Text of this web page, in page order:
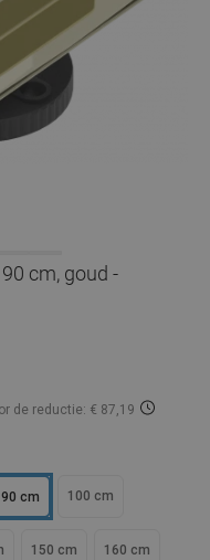
cm, goud -
de reductie: € 87,19
90 cm 100 cm
150 cm 160 cm